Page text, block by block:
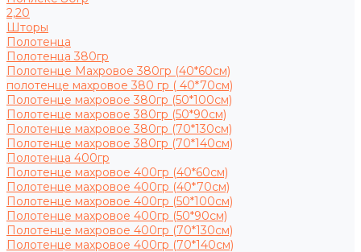
2,20
Шторы
Полотенца
Полотенца 380гр
Полотенце Махровое 380гр (40*60см)
полотенце махровое 380 гр ( 40*70см)
Полотенце махровое 380гр (50*100см)
Полотенце махровое 380гр (50*90см)
Полотенце махровое 380гр (70*130см)
Полотенце махровое 380гр (70*140см)
Полотенца 400гр
Полотенце махровое 400гр (40*60см)
Полотенце махровое 400гр (40*70см)
Полотенце махровое 400гр (50*100см)
Полотенце махровое 400гр (50*90см)
Полотенце махровое 400гр (70*130см)
Полотенце махровое 400гр (70*140см)